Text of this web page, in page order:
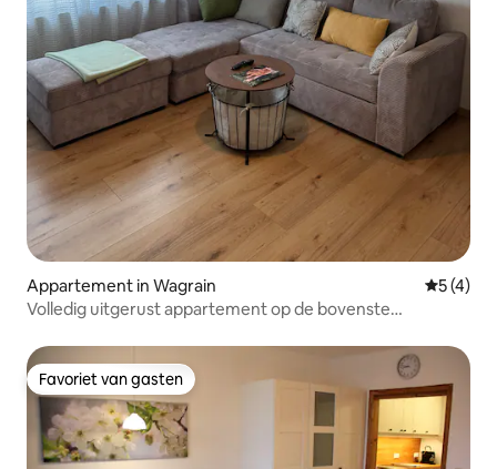
Appartement in Wagrain
5 (4)
Volledig uitgerust appartement op de bovenste
Favoriet van gasten
Favoriet van gasten